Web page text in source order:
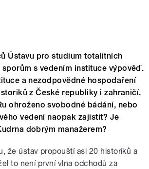
Ústavu pro studium totalitních
s vedením instituce výpověď.
a nezodpovědné hospodaření
z České republiky i zahraničí.
ohroženo svobodné bádání, nebo
vedení naopak zajistit? Je
dobrým manažerem?
že ústav propouští asi 20 historiků a
to není první vlna odchodů za